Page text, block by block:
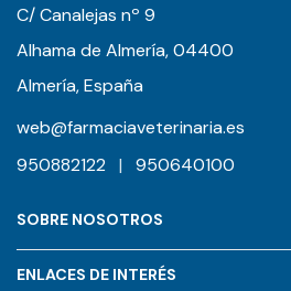
C/ Canalejas nº 9
Alhama de Almería, 04400
Almería, España
web@farmaciaveterinaria.es
950882122
| 950640100
SOBRE NOSOTROS
ENLACES DE INTERÉS